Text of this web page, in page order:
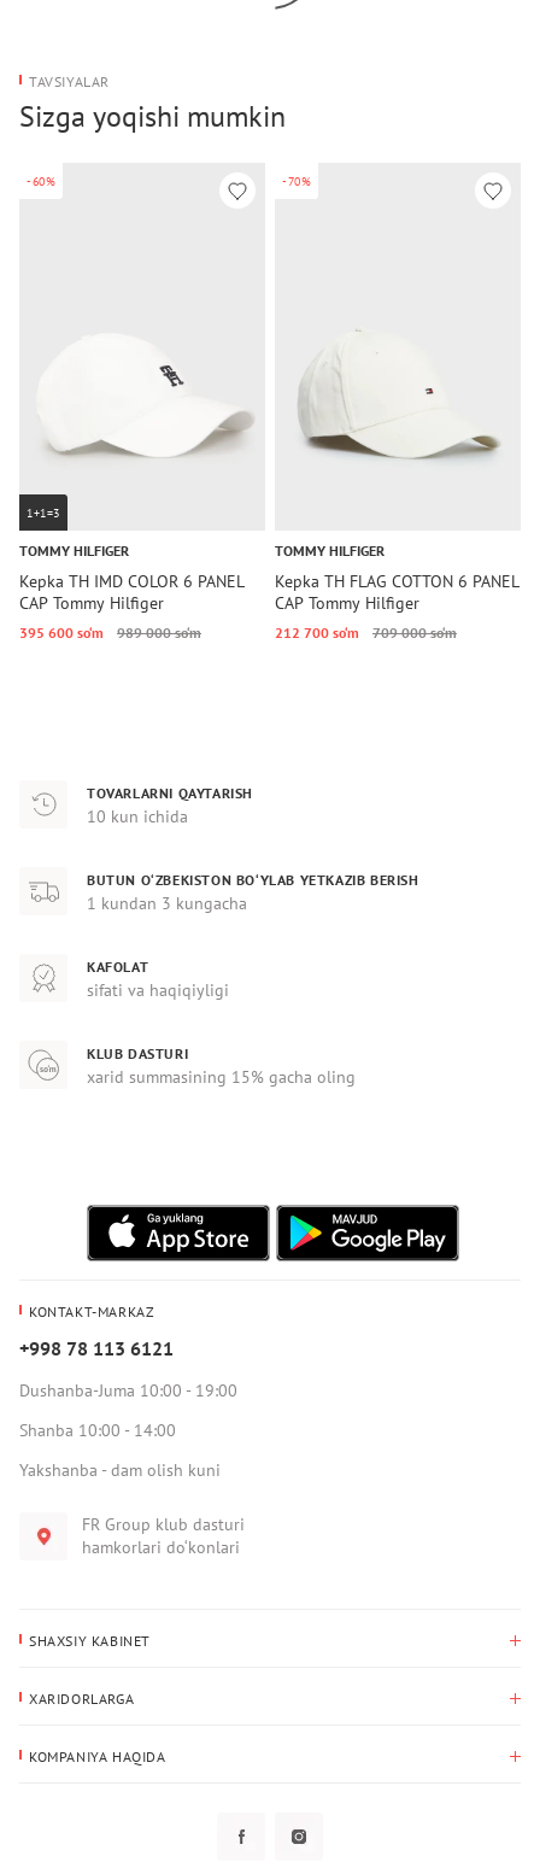
TAVSIYALAR
Sizga yoqishi mumkin
-60%
1+1=3
TOMMY HILFIGER
Kepka TH IMD COLOR 6 PANEL
CAP Tommy Hilfiger
395 600 so‘m 989 000 so‘m
-70%
TOMMY HILFIGER
Kepka TH FLAG COTTON 6 PANEL
CAP Tommy Hilfiger
212 700 so‘m 709 000 so‘m
TOVARLARNI QAYTARISH
10 kun ichida
BUTUN O‘ZBEKISTON BO‘YLAB YETKAZIB BERISH
1 kundan 3 kungacha
KAFOLAT
sifati va haqiqiyligi
KLUB DASTURI
xarid summasining 15% gacha oling
KONTAKT-MARKAZ
+998 78 113 6121
Dushanba-Juma 10:00 - 19:00
Shanba 10:00 - 14:00
Yakshanba - dam olish kuni
FR Group klub dasturi
hamkorlari do‘konlari
SHAXSIY KABINET
Yetkazib berish manzili
XARIDORLARGA
KOMPANIYA HAQIDA